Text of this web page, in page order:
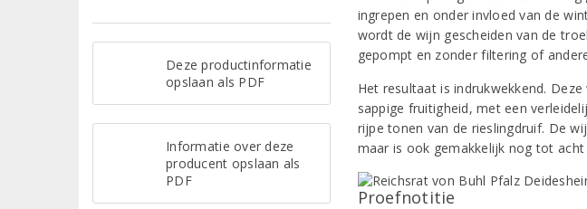
Deze productinformatie
opslaan als PDF
Informatie over deze
producent opslaan als
PDF
ingrepen en onder invloed van de
wordt de wijn gescheiden van de
gepompt en zonder filtering of
Het resultaat is indrukwekkend.
sappige fruitigheid, met een
rijpe tonen van de rieslingdruif. De
maar is ook gemakkelijk nog tot
Proefnotitie